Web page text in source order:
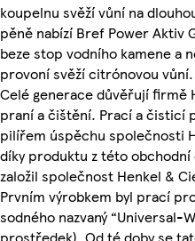
koupelnu svěží vůní na
pěně nabízí Bref Power Aktiv
beze stop vodního kamene a
provoní svěží citrónovou vůní.
Celé generace důvěřují firmě
praní a čištění. Prací a čisticí
pilířem úspěchu společnosti
díky produktu z této obchodní
založil společnost Henkel &
Prvním výrobkem byl prací
sodného nazvaný
prostředek). Od té doby se